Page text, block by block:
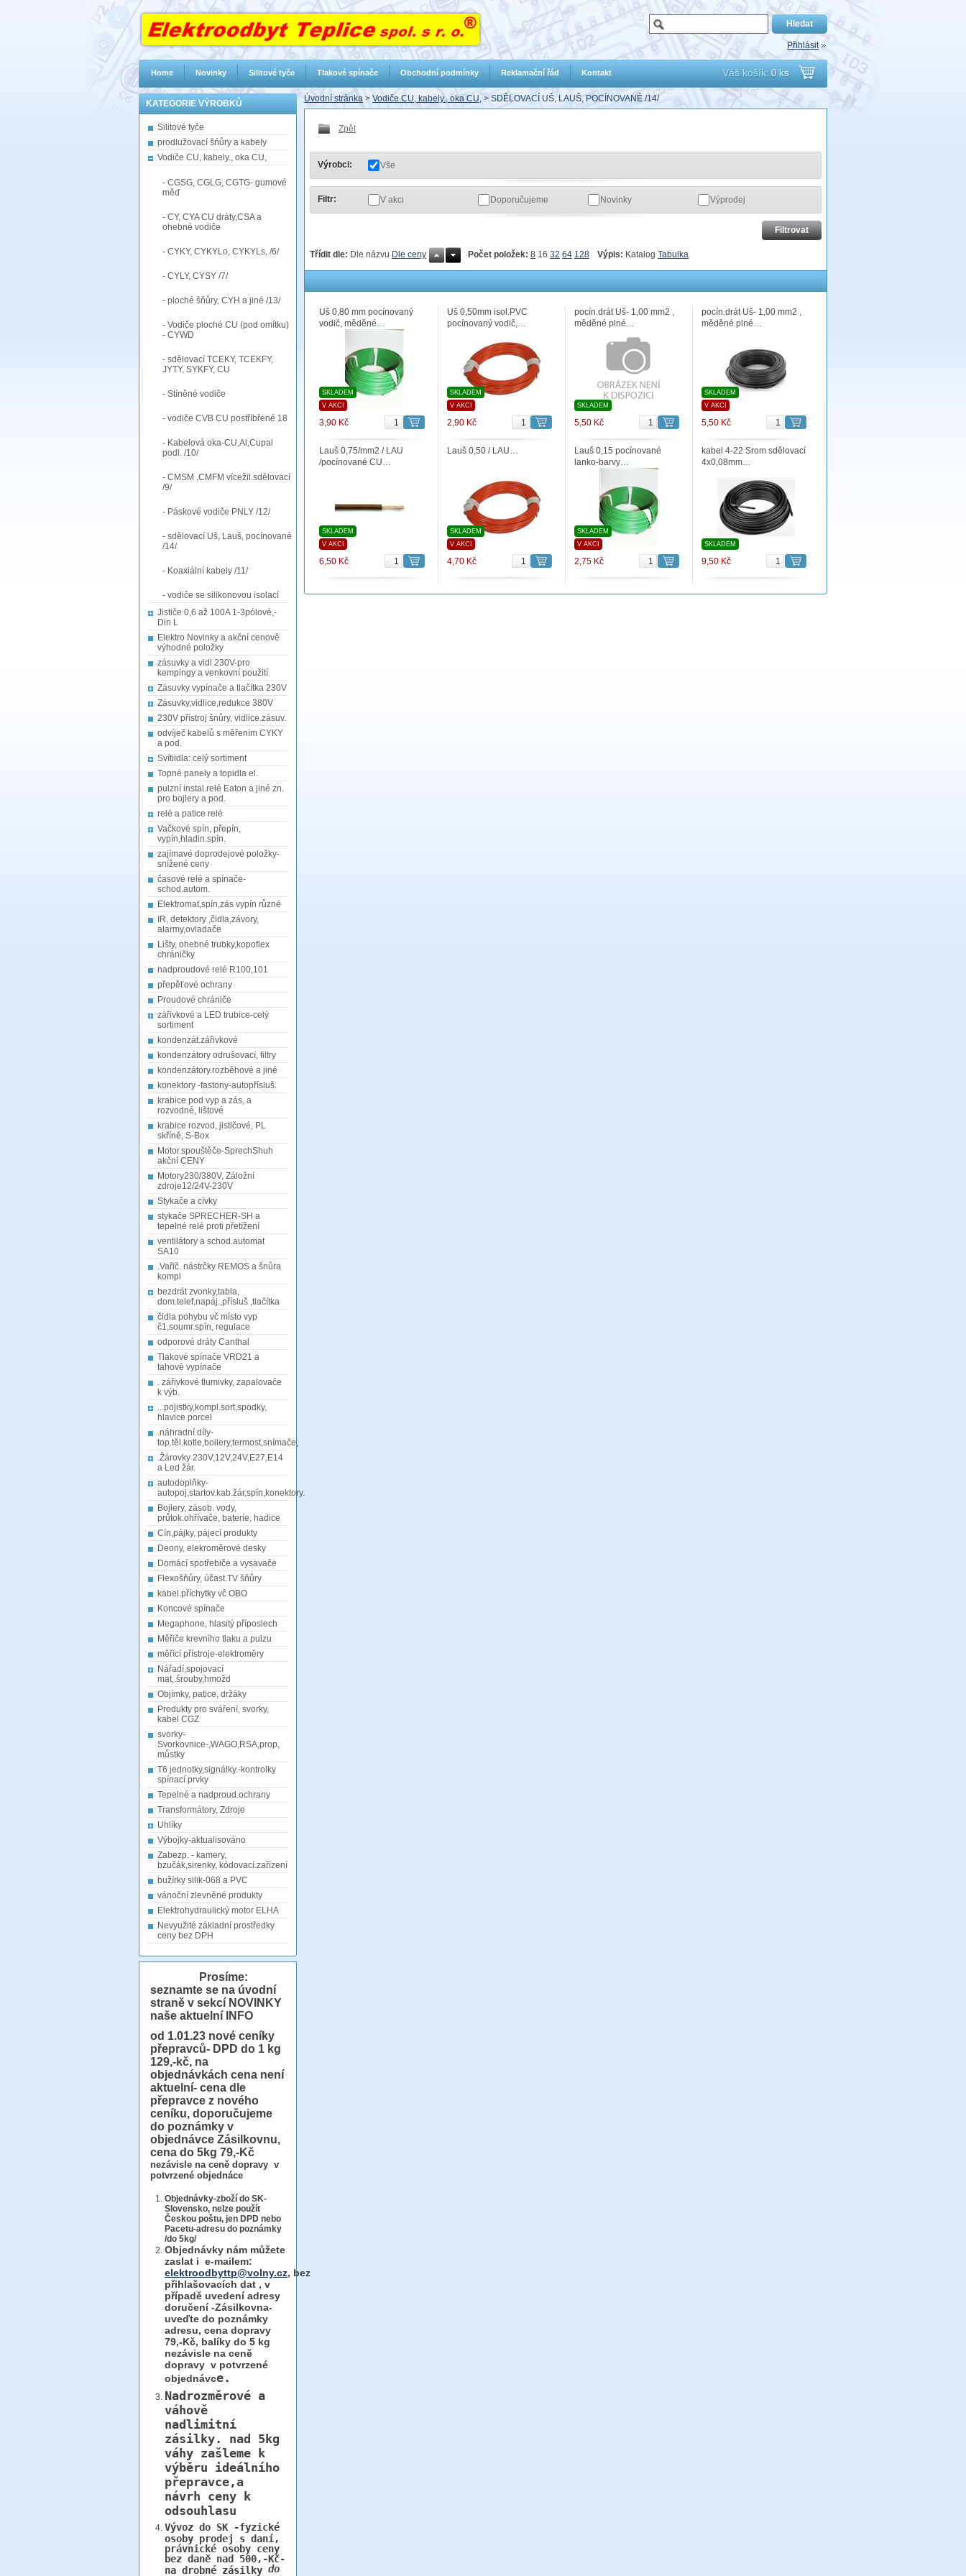
Váš košík: 0 ks
košíku
KATEGORIE VÝROBKŮ
Silitové tyče
prodlužovací šńůry a kabely
Vodiče CU, kabely., oka CU,
- CGSG, CGLG, CGTG- gumové
měď
- CY, CYA CU dráty,CSA a
ohebné vodiče
- CYKY, CYKYLo, CYKYLs, /6/
- CYLY, CYSY /7/
- ploché šňůry, CYH a jiné /13/
- Vodiče ploché CU (pod omítku)
- CYWD
- sdělovací TCEKY, TCEKFY,
JYTY, SYKFY, CU
- Stíněné vodiče
- vodiče CVB CU postříbřené 18
- Kabelová oka-CU,Al,Cupal
podl. /10/
- CMSM ,CMFM vícežil.sdělovací
/9/
- Páskové vodiče PNLY /12/
- sdělovací Uš, Lauš, pocínované
/14/
- Koaxiální kabely /11/
- vodiče se silikonovou isolací
Jističe 0,6 až 100A 1-3pólové,-
Din L
Elektro Novinky a akční cenově
výhodné položky
zásuvky a vidl 230V-pro
kempingy a venkovní použití
Zásuvky vypínače a tlačítka 230V
Zásuvky,vidlice,redukce 380V
230V přístroj šnůry, vidlice.zásuv.
odvíječ kabelů s měřením CYKY
a pod.
Svítiidla: celý sortiment
Topné panely a topidla el.
pulzní instal.relé Eaton a jiné zn.
pro bojlery a pod.
relé a patice relé
Vačkové spín, přepín,
vypín,hladin.spín.
zajímavé doprodejové položky-
snížené ceny
časové relé a spínače-
schod.autom.
Elektromat,spín,zás vypín různé
IR, detektory ,čidla,závory,
alarmy,ovladače
Lišty, ohebné trubky,kopoflex
chráničky
nadproudové relé R100,101
přepěťové ochrany
Proudové chrániče
zářivkové a LED trubice-celý
sortiment
kondenzát.zářivkové
kondenzátory odrušovací, filtry
kondenzátory.rozběhové a jiné
konektory -fastony-autopřísluš.
krabice pod vyp a zás, a
rozvodné, lištové
krabice rozvod, jističové, PL
skříně, S-Box
Motor.spouštěče-SprechShuh
akční CENY
Motory230/380V, Záložní
zdroje12/24V-230V
Stykače a cívky
stykače SPRECHER-SH a
tepelné relé proti přetížení
ventilátory a schod.automat
SA10
.Vařič. nástrčky REMOS a šnůra
kompl
bezdrát zvonky,tabla,
dom.telef,napáj.,přísluš ,tlačítka
čidla pohybu vč místo vyp
č1,soumr.spín, regulace
odporové dráty Canthal
Tlakové spínače VRD21 a
tahové vypínače
. zářivkové tlumivky, zapalovače
k výb.
...pojistky,kompl.sort,spodky,
hlavice porcel
.náhradní.díly-
top.těl.kotle,boilery,termost,snímače,
.Žárovky 230V,12V,24V,E27,E14
a Led žár.
autodoplňky-
autopoj,startov.kab.žár,spín,konektory.
Bojlery, zásob. vody,
průtok.ohřívače, baterie, hadice
Cín,pájky, pájecí produkty
Deony, elekroměrové desky
Domácí spotřebiče a vysavače
Flexošňůry, účast.TV šňůry
kabel.příchytky vč OBO
Koncové spínače
Megaphone, hlasitý příposlech
Měřiče krevního tlaku a pulzu
měřící přístroje-elektroměry
Nářadí,spojovací
mat,.šrouby,hmožd
Objímky, patice, držáky
Produkty pro sváření, svorky,
kabel CGZ
svorky-
Svorkovnice-,WAGO,RSA,prop,
můstky
T6 jednotky,signálky.-kontrolky
spínací prvky
Tepelné a nadproud.ochrany
Transformátory, Zdroje
Uhlíky
Výbojky-aktualisováno
Zabezp. - kamery,
bzučák,sirenky, kódovací.zařízení
bužírky silik-068 a PVC
vánoční zlevněné produkty
Elektrohydraulický motor ELHA
Nevyužité základní prostředky
ceny bez DPH
Přihlásit
Prosíme:
seznamte se na úvodní
straně v sekcí NOVINKY
naše aktuelní INFO
od 1.01.23 nové ceníky
přepravců- DPD do 1 kg
129,-kč, na
objednávkách cena není
aktuelní- cena dle
přepravce z nového
ceníku, doporučujeme
do poznámky v
objednávce Zásilkovnu,
cena do 5kg 79,-Kč
nezávisle na ceně dopravy v
potvrzené objednáce
Objednávky-zboží do SK-
Slovensko, nelze použít
Českou poštu, jen DPD nebo
Pacetu-adresu do poznámky
/do 5kg/
Objednávky nám můžete
zaslat i e-mailem:
elektroodbyttp@volny.cz, bez
přihlašovacích dat , v
případě uvedení adresy
doručení -Zásilkovna-
uveďte do poznámky
adresu, cena dopravy
79,-Kč, balíky do 5 kg
nezávisle na ceně
dopravy v potvrzené
objednávce.
Nadrozměrové a
váhově
nadlimitní
zásilky. nad 5kg
váhy zašleme k
výběru ideálního
přepravce,a
návrh ceny k
odsouhlasu
Vývoz do SK -fyzické
osoby prodej s daní,
právnické osoby ceny
bez daně nad 500,-Kč-
na drobné zásilky do
Úvodní stránka > Vodiče CU, kabely., oka CU,>SDĚLOVACÍ UŠ, LAUŠ, POCÍNOVANÉ /14/
Zpět
Výrobci: Vše
Filtr: V akci Doporučujeme Novinky Výprodej
Třídit dle: Dle názvu Dle ceny Počet položek: 8 16 32 64 128 Výpis: Katalog Tabulka
Uš 0,80 mm pocínovaný
vodič, měděné…
SKLADEM
V AKCI
3,90 Kč
Uš 0,50mm isol.PVC
pocínovaný vodič,…
SKLADEM
V AKCI
2,90 Kč
pocín.drát Uš- 1,00 mm2 ,
měděné plné…
SKLADEM
5,50 Kč
pocín.drát Uš- 1,00 mm2 ,
měděné plné…
SKLADEM
V AKCI
5,50 Kč
Lauš 0,75/mm2 / LAU
/pocínované CU…
SKLADEM
V AKCI
6,50 Kč
Lauš 0,50 / LAU…
SKLADEM
V AKCI
4,70 Kč
Lauš 0,15 pocínované
lanko-barvy…
SKLADEM
V AKCI
2,75 Kč
kabel 4-22 Srom sdělovací
4x0,08mm…
SKLADEM
9,50 Kč
Home Novinky Silitové tyče Tlakové spínače Obchodní podmínky Reklamační řád Kontakt